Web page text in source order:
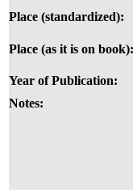
Place (standardized):
Place (as it is on book):
Year of Publication:
Notes: